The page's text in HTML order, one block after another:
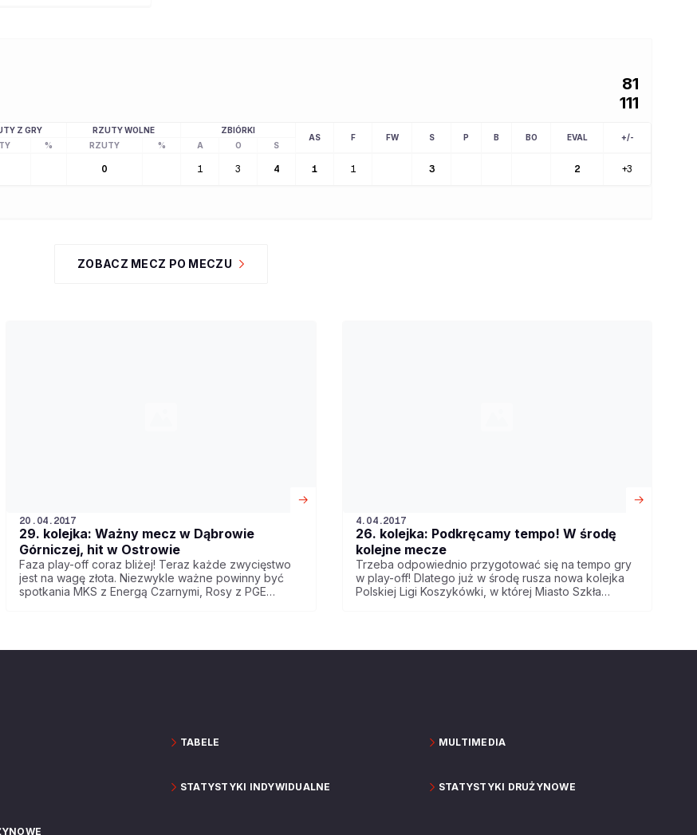
81
111
Z GRY RZUTY WOLNE ZBIÓRKI
AS F FW S P B BO EVAL
+/-
% RZUTY % A O S
0 1 3 4 1 1 3 2 +3
ZOBACZ MECZ PO MECZU
20.04.2017
29. kolejka: Ważny mecz w Dąbrowie
Górniczej, hit w Ostrowie
Faza play-off coraz bliżej! Teraz każde zwycięstwo
jest na wagę złota. Niezwykle ważne powinny być
spotkania MKS z Energą Czarnymi, Rosy z PGE
4.04.2017
26. kolejka: Podkręcamy tempo! W środę
kolejne mecze
Trzeba odpowiednio przygotować się na tempo gry
w play-off! Dlatego już w środę rusza nowa kolejka
Polskiej Ligi Koszykówki, w której Miasto Szkła
TABELE MULTIMEDIA
STATYSTYKI INDYWIDUALNE STATYSTYKI DRUŻYNOWE